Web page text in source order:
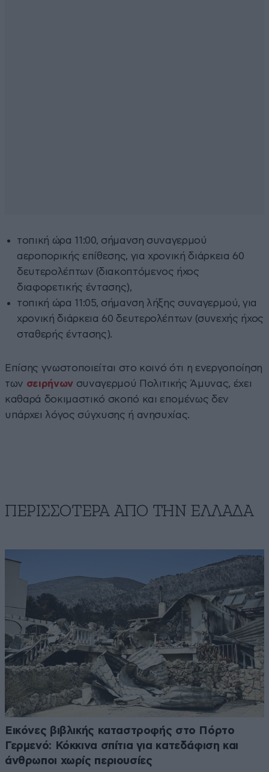
τοπική ώρα 11:00, σήμανση συναγερμού
αεροπορικής επίθεσης, για χρονική διάρκεια 60
δευτερολέπτων (διακοπτόμενος ήχος
διαφορετικής έντασης),
τοπική ώρα 11:05, σήμανση λήξης συναγερμού, για
χρονική διάρκεια 60 δευτερολέπτων (συνεχής ήχος
σταθερής έντασης).
Επίσης γνωστοποιείται στο κοινό ότι η ενεργοποίηση
των σειρήνωνσυναγερμού Πολιτικής Άμυνας, έχει
καθαρά δοκιμαστικό σκοπό και επομένως δεν
υπάρχει λόγος σύγχυσης ή ανησυχίας.
ΠΕΡΙΣΣΟΤΕΡΑ ΑΠΟ ΤΗΝ ΕΛΛΑΔΑ
Εικόνες βιβλικής καταστροφής στο Πόρτο
Γερμενό: Κόκκινα σπίτια για κατεδάφιση και
άνθρωποι χωρίς περιουσίες